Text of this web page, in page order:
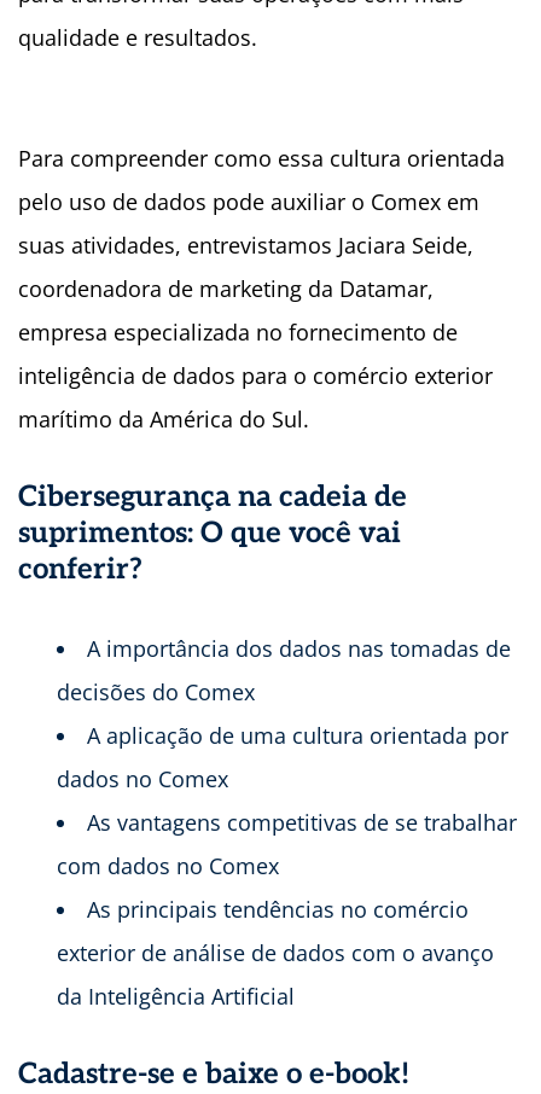
qualidade e resultados.
Para compreender como essa cultura orientada
pelo uso de dados pode auxiliar o Comex em
suas atividades, entrevistamos Jaciara Seide,
coordenadora de marketing da Datamar,
empresa especializada no fornecimento de
inteligência de dados para o comércio exterior
marítimo da América do Sul.
Cibersegurança na cadeia de
suprimentos: O que você vai
conferir?
A importância dos dados nas tomadas de
decisões do Comex
A aplicação de uma cultura orientada por
dados no Comex
As vantagens competitivas de se trabalhar
com dados no Comex
As principais tendências no comércio
exterior de análise de dados com o avanço
da Inteligência Artificial
Cadastre-se e baixe o e-book!